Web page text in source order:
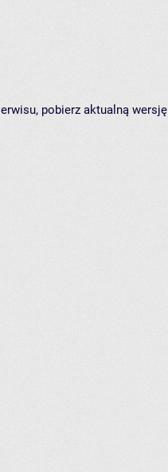
pobierz aktualną wersję